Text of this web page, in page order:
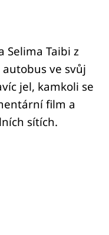
Selima Taibi z
ve svůj
jel, kamkoli se
film a
sítích.